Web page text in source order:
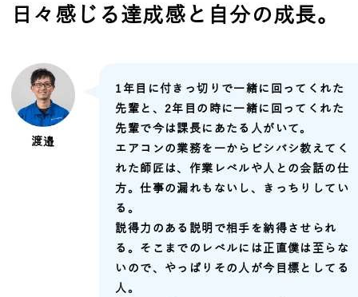
日々感じる達成感と自分の成長。
渡邉
1年目に付きっ切りで一緒に回ってくれた
先輩と、2年目の時に一緒に回ってくれた
先輩で今は課長にあたる人がいて。
エアコンの業務を一からビシバシ教えてく
れた師匠は、作業レベルや人との会話の仕
方。仕事の漏れもないし、きっちりしてい
る。
説得力のある説明で相手を納得させられ
る。そこまでのレベルには正直僕は至らな
いので、やっぱりその人が今目標としてる
人。